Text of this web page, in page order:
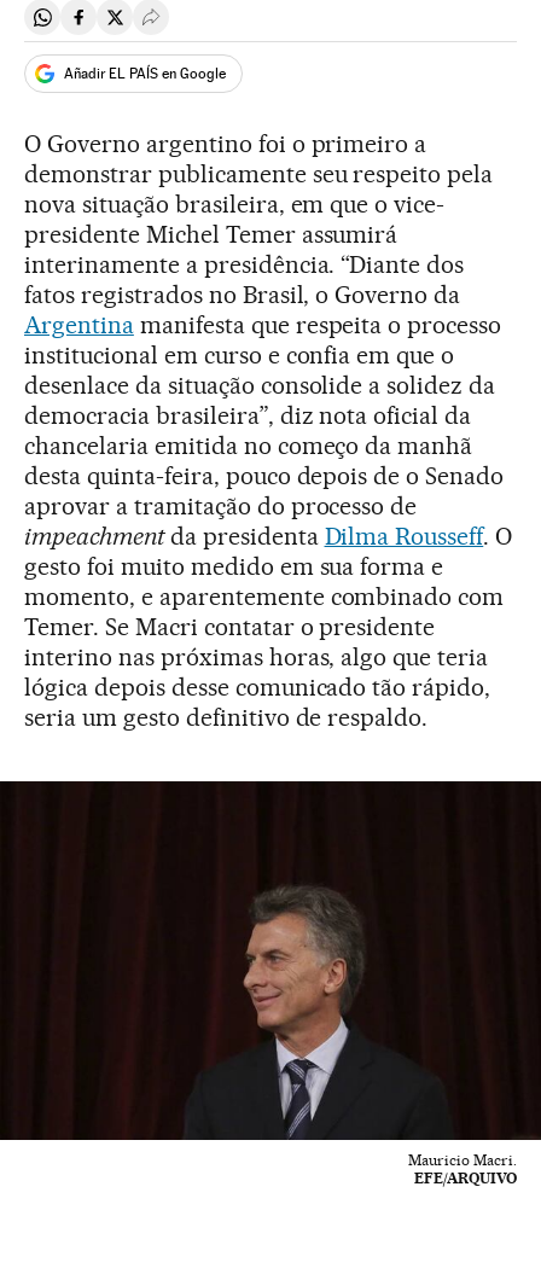
Compartir en Whatsapp
Compartir en Facebook
Compartir en Twitter
Desplegar Redes Sociales
Añadir EL PAÍS en Google
O Governo argentino foi o primeiro a
demonstrar publicamente seu respeito pela
nova situação brasileira, em que o vice-
presidente Michel Temer assumirá
interinamente a presidência. “Diante dos
fatos registrados no Brasil, o Governo da
Argentinamanifesta que respeita o processo
institucional em curso e confia em que o
desenlace da situação consolide a solidez da
democracia brasileira”, diz nota oficial da
chancelaria emitida no começo da manhã
desta quinta-feira, pouco depois de o Senado
aprovar a tramitação do processo de
impeachmentda presidenta Dilma Rousseff. O
gesto foi muito medido em sua forma e
momento, e aparentemente combinado com
Temer. Se Macri contatar o presidente
interino nas próximas horas, algo que teria
lógica depois desse comunicado tão rápido,
seria um gesto definitivo de respaldo.
Mauricio Macri.
EFE/ARQUIVO